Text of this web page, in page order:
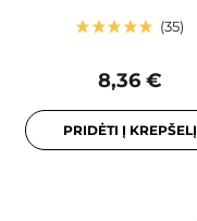
35
8,36 €
PRIDĖTI Į KREPŠELĮ